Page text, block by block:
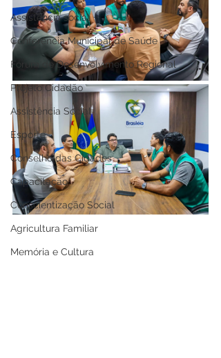
Assistência social
Conferência Municipal de Saúde
Fórum de Desenvolvimento Regional
Projeto Cidadão
Assistência Social
Esporte
Conselho das Cidades
Capacitação
Conscientização Social
Agricultura Familiar
Memória e Cultura